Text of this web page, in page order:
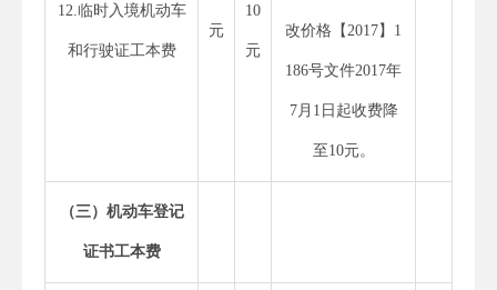
12.临时入境机动车
和行驶证工本费
元
10
元
改价格【2017】1
186号文件2017年
7月1日起收费降
至10元。
（三）机动车登记
证书工本费